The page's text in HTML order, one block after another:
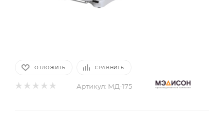
ОТЛОЖИТЬ СРАВНИТЬ
Артикул: МД-175